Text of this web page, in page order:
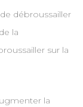
débroussailler
la
sur la
la